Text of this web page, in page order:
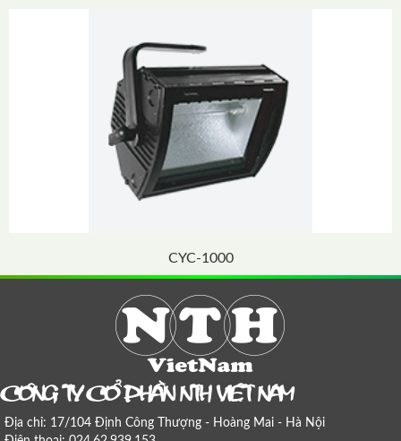
CYC-1000
COÂNG TY COÅ PHAÀN NTH VIEÄT NAM
Địa chỉ: 17/104 Định Công Thượng - Hoàng Mai - Hà Nội